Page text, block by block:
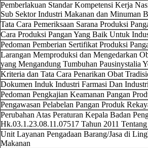
Pemberlakuan Standar Kompetensi Kerja
Sub Sektor Industri Makanan dan Minuman
Tata Cara Pemeriksaan Sarana Produksi
Cara Produksi Pangan Yang Baik Untuk
Pedoman Pemberian Sertifikat Produksi
Larangan Memproduksi dan Mengedarkan
yang Mengandung Tumbuhan Pausinystalia
Kriteria dan Tata Cara Penarikan Obat
Dokumen Induk Industri Farmasi Dan
Pedoman Pengkajian Keamanan Pangan
Pengawasan Pelabelan Pangan Produk
Perubahan Atas Peraturan Kepala Badan
Hk.03.1.23.08.11.07517 Tahun 2011
Unit Layanan Pengadaan Barang/Jasa di
Makanan